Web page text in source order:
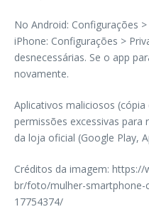
No Android: Configurações
iPhone: Configurações >
desnecessárias. Se o app
novamente.
Aplicativos maliciosos
permissões excessivas para
da loja oficial (Google Play,
Créditos da imagem:
br/foto/mulher-
17754374/